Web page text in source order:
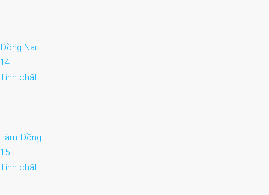
Đồng Nai
14
Tính chất
Lâm Đồng
15
Tính chất